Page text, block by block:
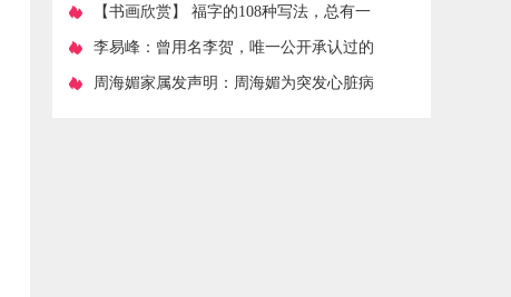
程
​【书画欣赏】 福字的108种写法，总有一
种适合你
​李易峰：曾用名李贺，唯一公开承认过的
女友是李多海
​周海媚家属发声明：周海媚为突发心脏病